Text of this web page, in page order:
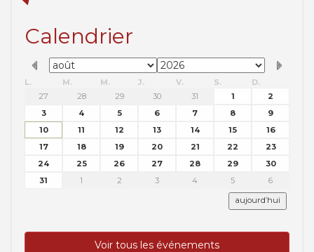
Calendrier
L. M. M. J. V. S.
D.
27
28 29 30 31 1
2
3
4 5 6 7 8
9
10
11 12 13 14 15
16
17
18 19 20 21 22
23
24
25 26 27 28 29
30
31
1 2 3 4 5 6
aujourd’hui
Voir tous les événements